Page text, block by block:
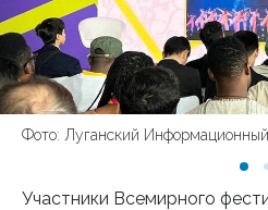
Фото: Луганский
Участники Всемирного